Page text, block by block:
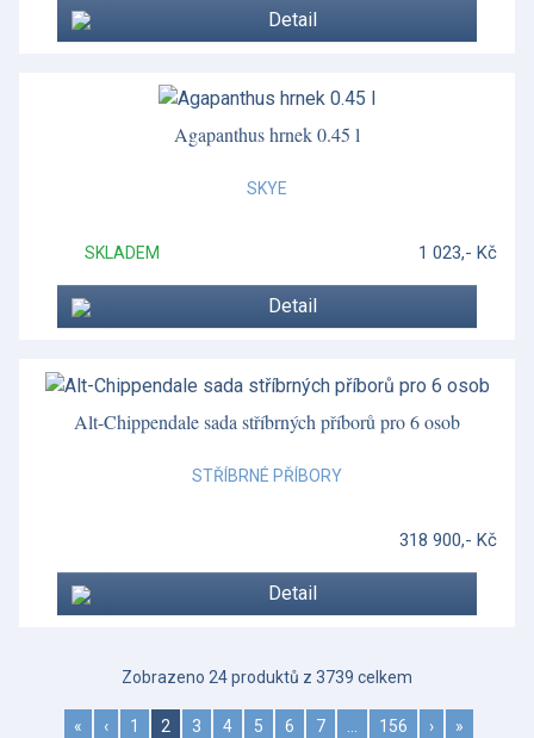
Detail
Agapanthus hrnek 0.45 l
SKYE
SKLADEM 1 023,- Kč
Detail
Alt-Chippendale sada stříbrných příborů pro 6 osob
STŘÍBRNÉ PŘÍBORY
318 900,- Kč
Detail
Zobrazeno 24 produktů z 3739 celkem
« ‹ 1 2 3 4 5 6 7 156 › »